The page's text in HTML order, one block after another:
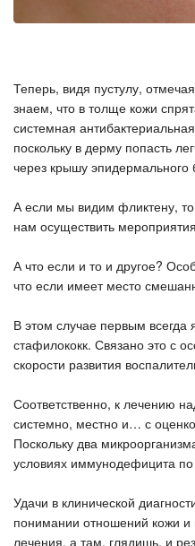
Теперь, видя пустулу,
знаем, что в толще кожи
системная
поскольку в дерму попасть
через крышу эпидермального
А если мы видим фликтену, то
нам осуществить
А что если и то и другое?
что если имеет место
В этом случае первым всегда
стафилококк. Связано это с
скорости развития
Соответственно, к лечению
системно, местно и… с
Поскольку два
условиях иммунодефицита
Удачи в клинической
понимании отношений кожи и
лечения, а там, глядишь, и